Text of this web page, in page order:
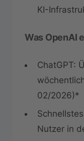
KI-
Was OpenAI
ChatGPT:
02/2026)*
Nutzer in